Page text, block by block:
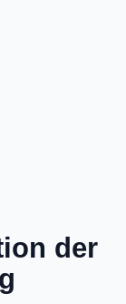
der